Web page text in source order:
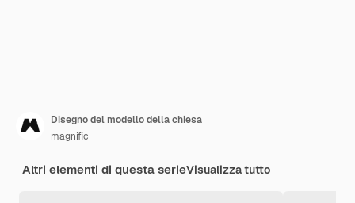
Disegno del modello della chiesa
magnific
Altri elementi di questa serieVisualizza tutto